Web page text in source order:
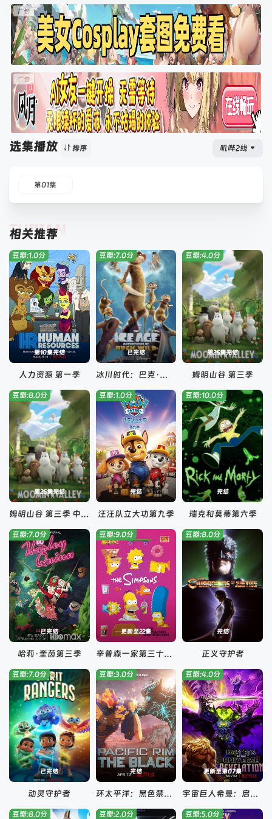
选集播放 排序 叽哔2线
第01集
相关推荐
TUIJIAN
第10集完结
豆瓣:1.0分
人力资源 第一季
已完结
豆瓣:7.0分
冰川时代：巴克·怀尔德的冒险之旅
第26集完结
豆瓣:4.0分
姆明山谷 第三季
第26集完结
豆瓣:8.0分
姆明山谷 第三季 中文配音
完结
豆瓣:1.0分
汪汪队立大功第九季
完结
豆瓣:10.0分
瑞克和莫蒂第六季
已完结
豆瓣:7.0分
哈莉·奎茵第三季
更新至22集
豆瓣:9.0分
辛普森一家第三十四季
完结
豆瓣:8.0分
正义守护者
已完结
豆瓣:7.0分
动灵守护者
完结
豆瓣:3.0分
环太平洋：黑色禁区第二季
更新至第07集
豆瓣:4.0分
宇宙巨人希曼：启示录第三季
豆瓣:8.0分 豆瓣:2.0分 豆瓣:5.0分